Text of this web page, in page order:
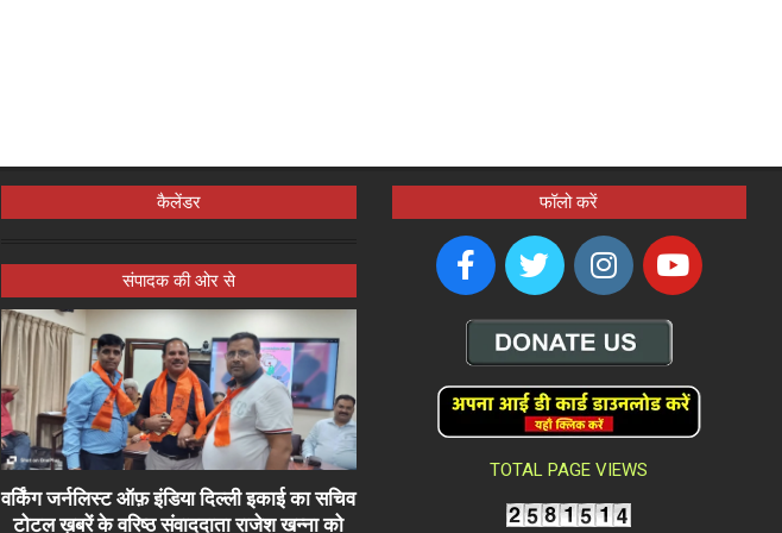
कैलेंडर
संपादक की ओर से
वर्किंग जर्नलिस्ट ऑफ़ इंडिया दिल्ली इकाई का सचिव
टोटल ख़बरें के वरिष्ठ संवाददाता राजेश खन्ना को
फॉलो करें
TOTAL PAGE VIEWS